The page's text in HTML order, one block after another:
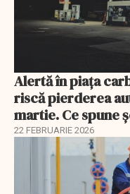
Alertă în piața
riscă pierderea
martie. Ce spune
22 FEBRUARIE 2026